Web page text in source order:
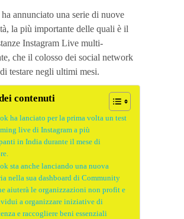
annunciato una serie di nuove
la più importante delle quali è il
Instagram Live multi-
che il colosso dei social network
testare negli ultimi mesi.
contenuti
ha lanciato per la prima volta un test
live di Instagram a più
in India durante il mese di
sta anche lanciando una nuova
nella sua dashboard di Community
aiuterà le organizzazioni non profit e
a organizzare iniziative di
e raccogliere beni essenziali